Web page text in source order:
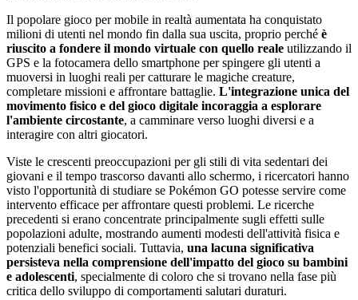
Il popolare gioco per mobile in realtà aumentata ha conquistato
milioni di utenti nel mondo fin dalla sua uscita, proprio perché è
riuscito a fondere il mondo virtuale con quello reale utilizzando il
GPS e la fotocamera dello smartphone per spingere gli utenti a
muoversi in luoghi reali per catturare le magiche creature,
completare missioni e affrontare battaglie. L'integrazione unica del
movimento fisico e del gioco digitale incoraggia a esplorare
l'ambiente circostante, a camminare verso luoghi diversi e a
interagire con altri giocatori.
Viste le crescenti preoccupazioni per gli stili di vita sedentari dei
giovani e il tempo trascorso davanti allo schermo, i ricercatori hanno
visto l'opportunità di studiare se Pokémon GO potesse servire come
intervento efficace per affrontare questi problemi. Le ricerche
precedenti si erano concentrate principalmente sugli effetti sulle
popolazioni adulte, mostrando aumenti modesti dell'attività fisica e
potenziali benefici sociali. Tuttavia, una lacuna significativa
persisteva nella comprensione dell'impatto del gioco su bambini
e adolescenti, specialmente di coloro che si trovano nella fase più
critica dello sviluppo di comportamenti salutari duraturi.